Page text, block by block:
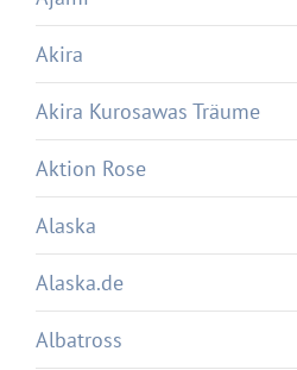
Akira
Akira Kurosawas Träume
Aktion Rose
Alaska
Alaska.de
Albatross